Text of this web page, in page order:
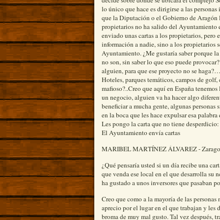
su caso a la Sra. Alcaldesa de mafiosa. La
pautas marcadas por el gobierno de
decide sobre donde se ubicara el complejo
lo único que hace es dirigirse a las
que la Diputación o el Gobierno de Aragón
propietarios no ha salido del
enviado unas cartas a los propietarios, pero
información a nadie, sino a los propietarios
Ayuntamiento. ¿Me gustaría saber porque
no son, sin saber lo que eso puede
alguien, para que ese proyecto no se
Hoteles, parques temáticos, campos de
mafioso?..Creo que aquí en España
un negocio, alguien va ha hacer algo
beneficiar a mucha gente, algunas
en la boca que les hace expulsar esa
Les pongo la carta que no tiene desperdicio:
El Ayuntamiento envía cartas
MARIBEL MARTÍNEZ ÁLVAREZ -
¿Qué pensaría usted si un día recibe una
ha gustado a unos inversores que pasaban
Creo que como a la mayoría de las